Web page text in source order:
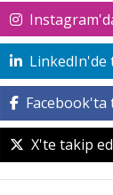
LinkedIn'de
Facebook'ta
X'te takip